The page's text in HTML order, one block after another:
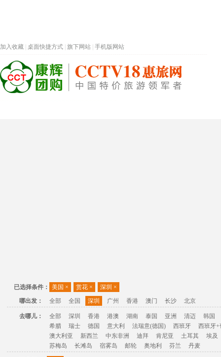
加入收藏 桌面快捷方式 旗下网站 手机版网站
已选择条件： 美国 × 赏花 × 深圳 ×
哪出发：
全部 全国 深圳 广州 香港 澳门 长沙 北京
去哪儿： 全部 深圳 香港 港澳 湖南 泰国 亚洲 清迈
韩国
希腊
瑞士 德国 意大利 法瑞意(德国) 西班牙
西班牙+
澳大利亚
新西兰 中东非洲 迪拜 肯尼亚 土耳其
埃及
苏梅岛
长滩岛 宿雾岛 邮轮 奥地利 芬兰 丹麦